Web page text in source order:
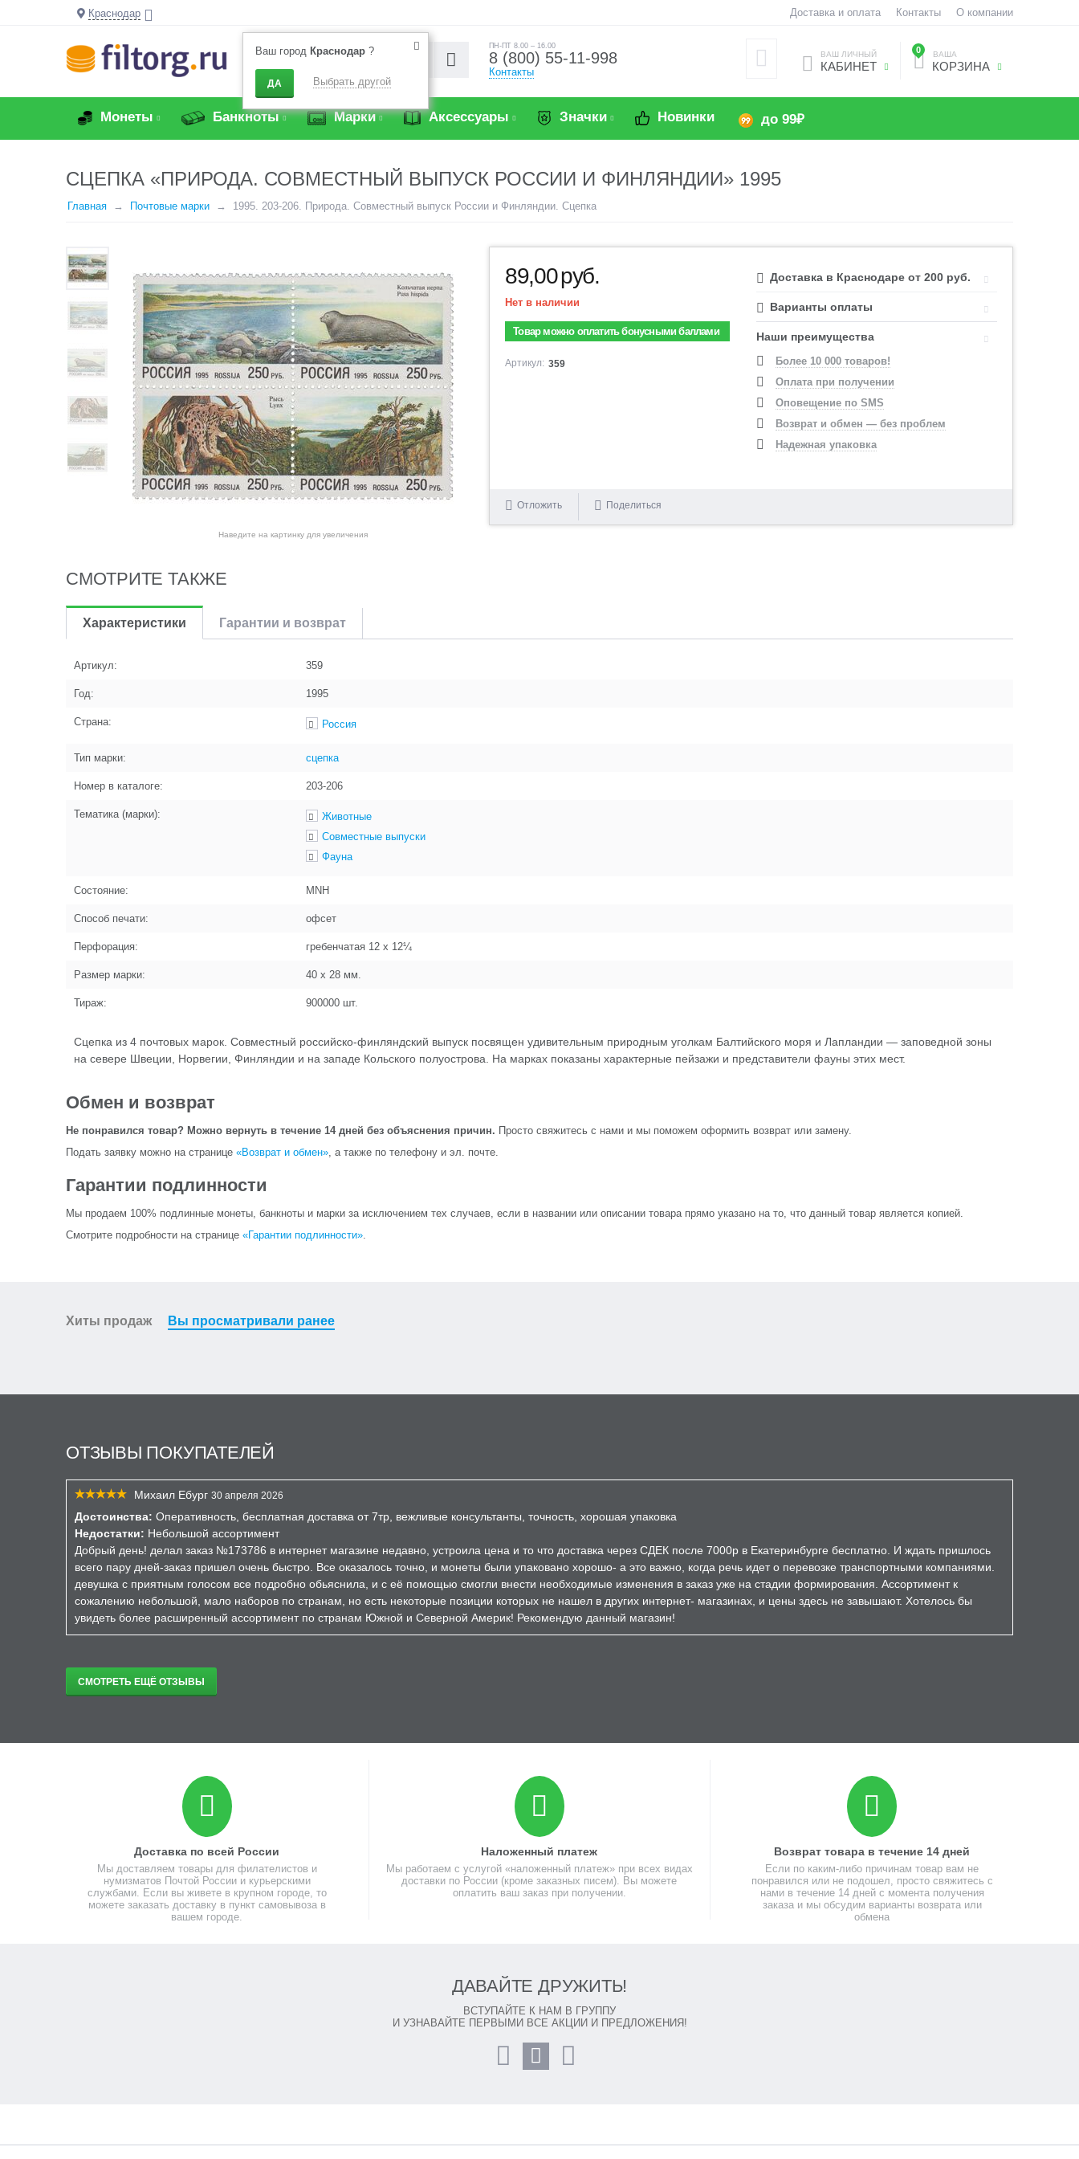
Краснодар
Ваш город Краснодар ?
ДА Выбрать другой
Доставка и оплата Контакты О компании
ПН-ПТ 8.00 – 16.00
8 (800) 55-11-998
Контакты
0 ВАША
КОРЗИНА
ВАШ ЛИЧНЫЙ
КАБИНЕТ
Монеты Банкноты Марки Аксессуары Значки Новинки до 99₽
СЦЕПКА «ПРИРОДА. СОВМЕСТНЫЙ ВЫПУСК РОССИИ И ФИНЛЯНДИИ» 1995
Главная Почтовые марки 1995. 203-206. Природа. Совместный выпуск России и Финляндии. Сцепка
Наведите на картинку для увеличения
89,00руб.
Нет в наличии
Товар можно оплатить бонусными баллами
Артикул: 359
Доставка в Краснодаре от 200 руб.
Варианты оплаты
Наши преимущества
Более 10 000 товаров!
Оплата при получении
Оповещение по SMS
Возврат и обмен — без проблем
Надежная упаковка
Отложить Поделиться
СМОТРИТЕ ТАКЖЕ
Характеристики Гарантии и возврат
Артикул: 359
Год: 1995
Страна: Россия
Тип марки: сцепка
Номер в каталоге: 203-206
Тематика (марки):
Животные
Совместные выпуски
Фауна
Состояние: MNH
Способ печати: офсет
Перфорация: гребенчатая 12 x 12¼
Размер марки: 40 x 28 мм.
Тираж: 900000 шт.
Сцепка из 4 почтовых марок. Совместный российско-финляндский выпуск посвящен удивительным природным уголкам Балтийского моря и Лапландии — заповедной зоны
на севере Швеции, Норвегии, Финляндии и на западе Кольского полуострова. На марках показаны характерные пейзажи и представители фауны этих мест.
Обмен и возврат
Не понравился товар? Можно вернуть в течение 14 дней без объяснения причин. Просто свяжитесь с нами и мы поможем оформить возврат или замену.
Подать заявку можно на странице «Возврат и обмен», а также по телефону и эл. почте.
Гарантии подлинности
Мы продаем 100% подлинные монеты, банкноты и марки за исключением тех случаев, если в названии или описании товара прямо указано на то, что данный товар является копией.
Смотрите подробности на странице «Гарантии подлинности».
Хиты продаж Вы просматривали ранее
ОТЗЫВЫ ПОКУПАТЕЛЕЙ
Михаил Ебург 30 апреля 2026
Достоинства: Оперативность, бесплатная доставка от 7тр, вежливые консультанты, точность, хорошая упаковка
Недостатки: Небольшой ассортимент
Добрый день! делал заказ №173786 в интернет магазине недавно, устроила цена и то что доставка через СДЕК после 7000р в Екатеринбурге бесплатно. И ждать пришлось
всего пару дней-заказ пришел очень быстро. Все оказалось точно, и монеты были упаковано хорошо- а это важно, когда речь идет о перевозке транспортными компаниями.
девушка с приятным голосом все подробно обьяснила, и с её помощью смогли внести необходимые изменения в заказ уже на стадии формирования. Ассортимент к
сожалению небольшой, мало наборов по странам, но есть некоторые позиции которых не нашел в других интернет- магазинах, и цены здесь не завышают. Хотелось бы
увидеть более расширенный ассортимент по странам Южной и Северной Америк! Рекомендую данный магазин!
СМОТРЕТЬ ЕЩЁ ОТЗЫВЫ
Доставка по всей России
Мы доставляем товары для филателистов и
нумизматов Почтой России и курьерскими
службами. Если вы живете в крупном городе, то
можете заказать доставку в пункт самовывоза в
вашем городе.
Наложенный платеж
Мы работаем с услугой «наложенный платеж» при всех видах
доставки по России (кроме заказных писем). Вы можете
оплатить ваш заказ при получении.
Возврат товара в течение 14 дней
Если по каким-либо причинам товар вам не
понравился или не подошел, просто свяжитесь с
нами в течение 14 дней с момента получения
заказа и мы обсудим варианты возврата или
обмена
ДАВАЙТЕ ДРУЖИТЬ!
ВСТУПАЙТЕ К НАМ В ГРУППУ
И УЗНАВАЙТЕ ПЕРВЫМИ ВСЕ АКЦИИ И ПРЕДЛОЖЕНИЯ!